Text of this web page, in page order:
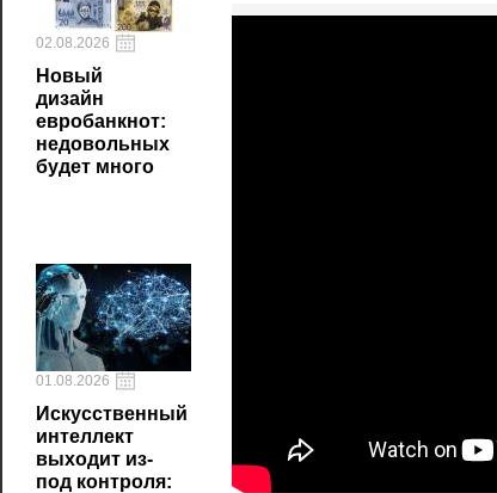
02.08.2026
Новый
дизайн
евробанкнот:
недовольных
будет много
01.08.2026
Искусственный
интеллект
выходит из-
под контроля: